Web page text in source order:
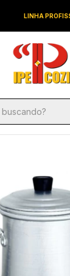
PROFISSIONAL